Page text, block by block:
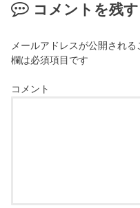
コメントを残す
メールアドレスが公開される
欄は必須項目です
コメント